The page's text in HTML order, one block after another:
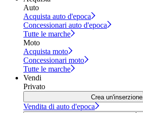
Auto
Acquista auto d'epoca
Concessionari auto d'epoca
Tutte le marche
Moto
Acquista moto
Concessionari moto
Tutte le marche
Vendi
Privato
Crea un'inserzione
Vendita di auto d'epoca